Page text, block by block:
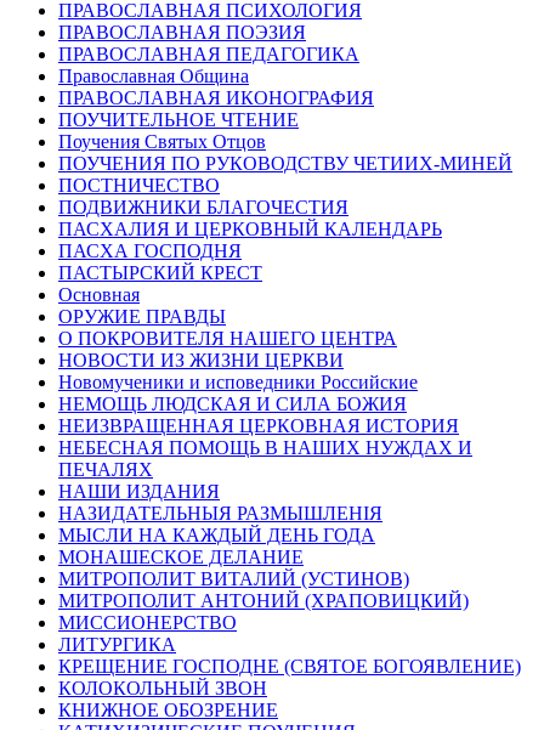
ПРАВОСЛАВНАЯ ПСИХОЛОГИЯ
ПРАВОСЛАВНАЯ ПОЭЗИЯ
ПРАВОСЛАВНАЯ ПЕДАГОГИКА
Православная Община
ПРАВОСЛАВНАЯ ИКОНОГРАФИЯ
ПОУЧИТЕЛЬНОЕ ЧТЕНИЕ
Поучения Святых Отцов
ПОУЧЕНИЯ ПО РУКОВОДСТВУ ЧЕТИИХ-МИНЕЙ
ПОСТНИЧЕСТВО
ПОДВИЖНИКИ БЛАГОЧЕСТИЯ
ПАСХАЛИЯ И ЦЕРКОВНЫЙ КАЛЕНДАРЬ
ПАСХА ГОСПОДНЯ
ПАСТЫРСКИЙ КРЕСТ
Основная
ОРУЖИЕ ПРАВДЫ
О ПОКРОВИТЕЛЯ НАШЕГО ЦЕНТРА
НОВОСТИ ИЗ ЖИЗНИ ЦЕРКВИ
Новомученики и исповедники Российские
НЕМОЩЬ ЛЮДСКАЯ И СИЛА БОЖИЯ
НЕИЗВРАЩЕННАЯ ЦЕРКОВНАЯ ИСТОРИЯ
НЕБЕСНАЯ ПОМОЩЬ В НАШИХ НУЖДАХ И
ПЕЧАЛЯХ
НАШИ ИЗДАНИЯ
НАЗИДАТЕЛЬНЫЯ РАЗМЫШЛЕНІЯ
МЫСЛИ НА КАЖДЫЙ ДЕНЬ ГОДА
МОНАШЕСКОЕ ДЕЛАНИЕ
МИТРОПОЛИТ ВИТАЛИЙ (УСТИНОВ)
МИТРОПОЛИТ АНТОНИЙ (ХРАПОВИЦКИЙ)
МИССИОНЕРСТВО
ЛИТУРГИКА
КРЕЩЕНИЕ ГОСПОДНЕ (СВЯТОЕ БОГОЯВЛЕНИЕ)
КОЛОКОЛЬНЫЙ ЗВОН
КНИЖНОЕ ОБОЗРЕНИЕ